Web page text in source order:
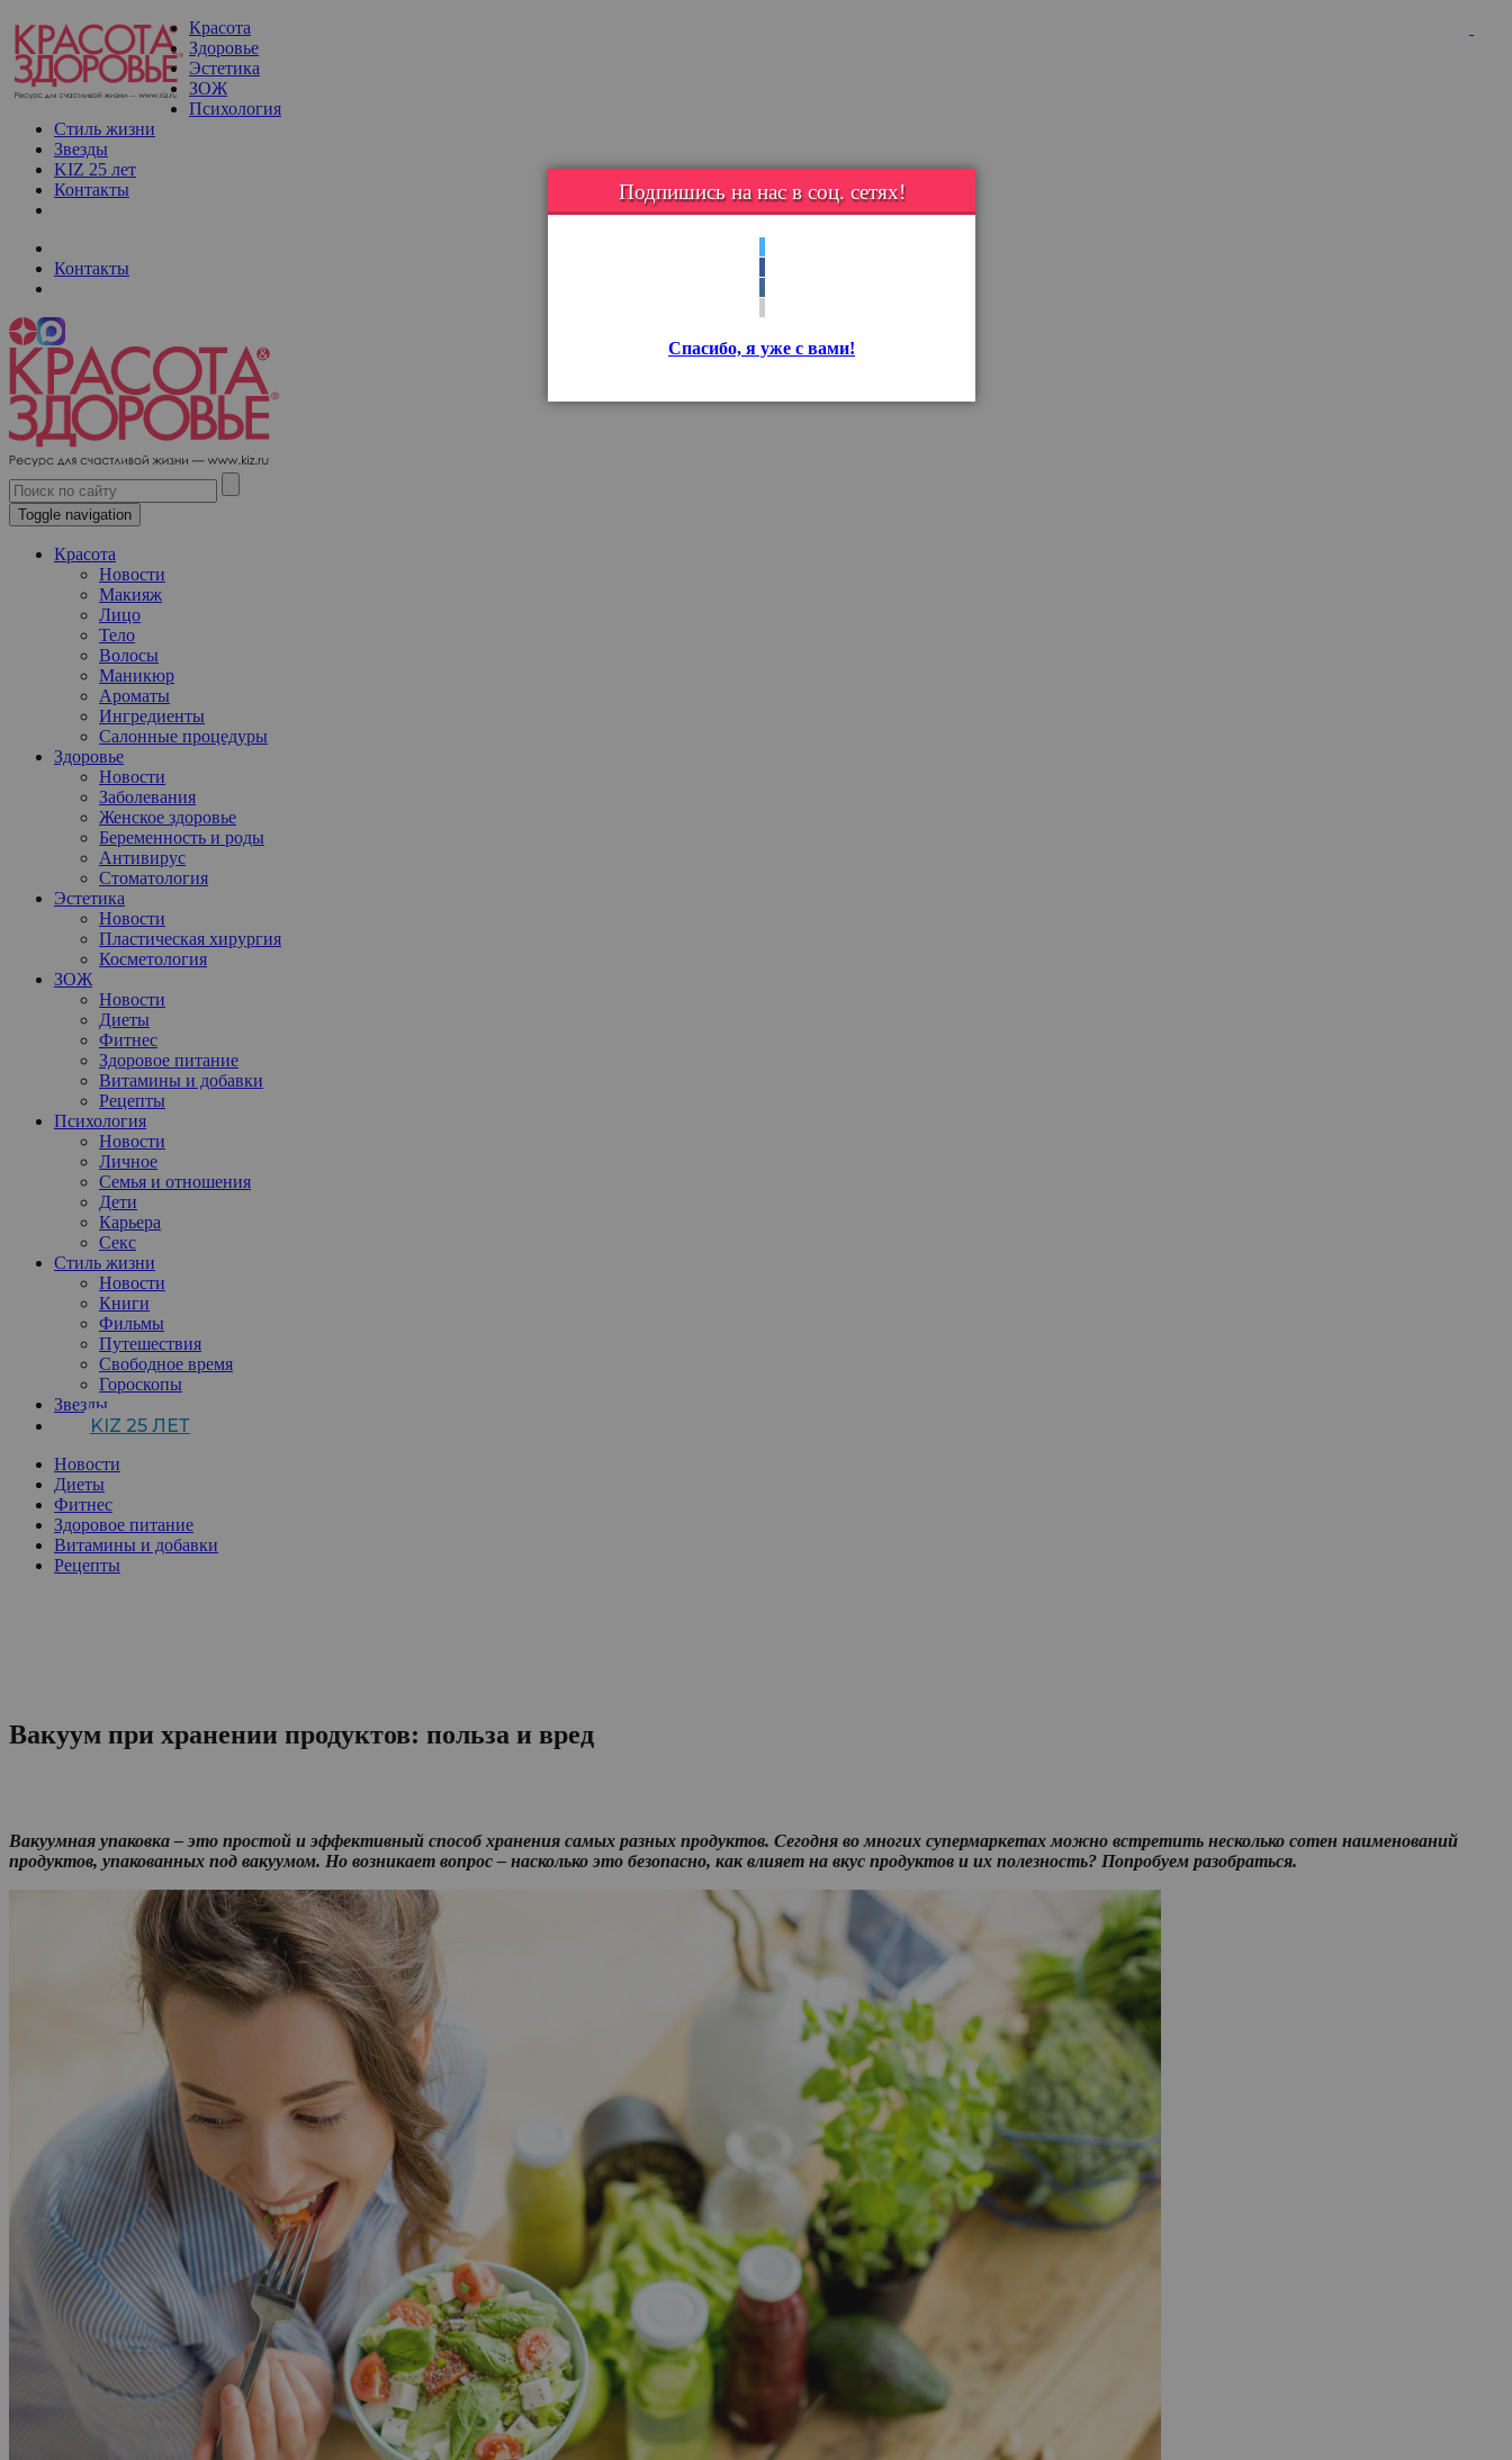
Красота
Здоровье
Эстетика
ЗОЖ
Психология
Стиль жизни
Звезды
KIZ 25 лет
Контакты
Контакты
Toggle navigation
Красота
Новости
Макияж
Лицо
Тело
Волосы
Маникюр
Ароматы
Ингредиенты
Салонные процедуры
Здоровье
Новости
Заболевания
Женское здоровье
Беременность и роды
Антивирус
Стоматология
Эстетика
Новости
Пластическая хирургия
Косметология
ЗОЖ
Новости
Диеты
Фитнес
Здоровое питание
Витамины и добавки
Рецепты
Психология
Новости
Личное
Семья и отношения
Дети
Карьера
Секс
Стиль жизни
Новости
Книги
Фильмы
Путешествия
Свободное время
Гороскопы
Звезды
KIZ 25 ЛЕТ
Новости
Диеты
Фитнес
Здоровое питание
Витамины и добавки
Рецепты
Подпишись на нас в соц. сетях!
Спасибо, я уже с вами!
Вакуум при хранении продуктов: польза и вред
Вакуумная упаковка – это простой и эффективный способ хранения самых разных продуктов. Сегодня во многих супермаркетах можно встретить несколько сотен наименований
продуктов, упакованных под вакуумом. Но возникает вопрос – насколько это безопасно, как влияет на вкус продуктов и их полезность? Попробуем разобраться.